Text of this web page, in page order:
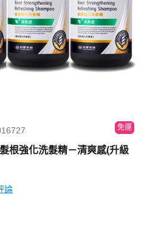
免運
根強化洗髮精－清爽感(升級
論